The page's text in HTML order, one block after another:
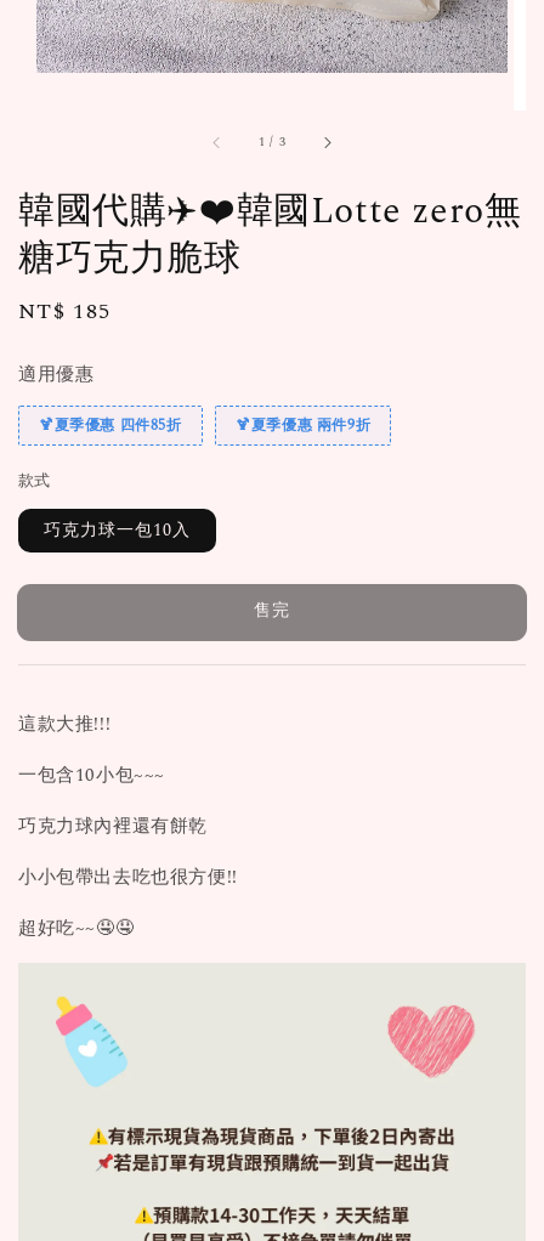
1 / 3
韓國代購✈️❤️韓國Lotte zero無
糖巧克力脆球
Regular
NT$ 185
適用優惠
🍹夏季優惠 四件85折 🍹夏季優惠 兩件9折
款式
巧克力球一包10入
售完
這款大推!!!
一包含10小包~~~
巧克力球內裡還有餅乾
小小包帶出去吃也很方便!!
超好吃~~🤤🤤